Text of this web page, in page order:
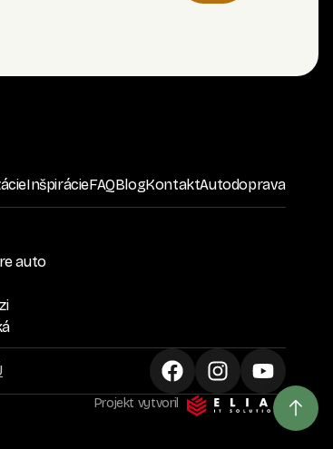
InšpirácieFAQBlogKontaktAutodoprava
auto
Projekt vytvoril